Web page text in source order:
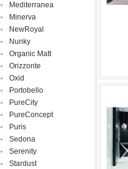
Mediterranea
Minerva
NewRoyal
Nunky
Organic Matt
Orizzonte
Oxid
Portobello
PureCity
PureConcept
Puris
Sedona
Serenity
Stardust